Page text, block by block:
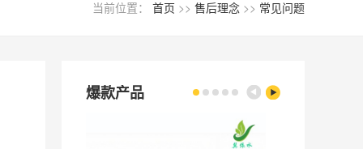
当前位置： 首页 >> 售后理念 >> 常见问题
爆款产品